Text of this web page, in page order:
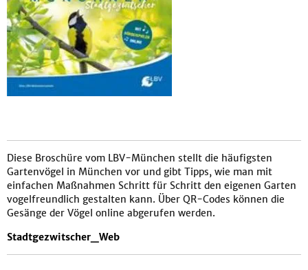
Diese Broschüre vom LBV-München stellt die häufigsten
Gartenvögel in München vor und gibt Tipps, wie man mit
einfachen Maßnahmen Schritt für Schritt den eigenen Garten
vogelfreundlich gestalten kann. Über QR-Codes können die
Gesänge der Vögel online abgerufen werden.
Stadtgezwitscher_Web